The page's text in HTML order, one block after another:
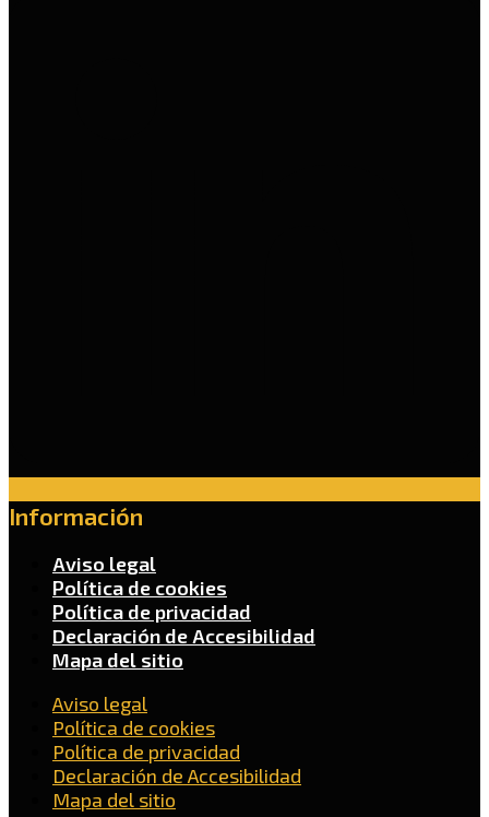
Información
Aviso legal
Política de cookies
Política de privacidad
Declaración de Accesibilidad
Mapa del sitio
Aviso legal
Política de cookies
Política de privacidad
Declaración de Accesibilidad
Mapa del sitio